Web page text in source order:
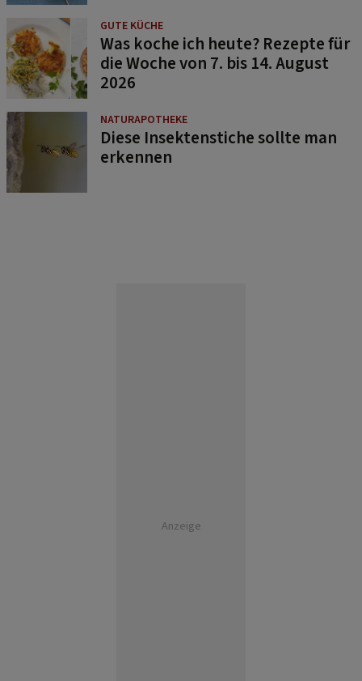
GUTE KÜCHE
Was koche ich heute? Rezepte für
die Woche von 7. bis 14. August
2026
NATURAPOTHEKE
Diese Insektenstiche sollte man
erkennen
Anzeige